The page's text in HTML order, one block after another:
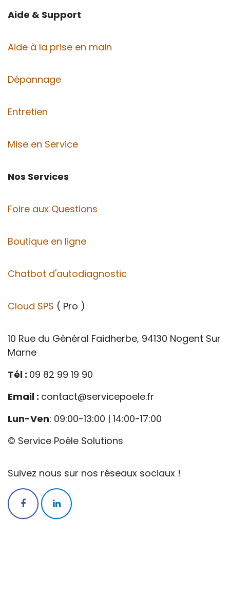
Aide & Support
Aide à la prise en main
Dépannage
Entretien
Mise en Service
Nos Services
Foire aux Questions
Boutique en ligne
Chatbot d'autodiagnostic
Cloud SPS ( Pro )
10 Rue du Général Faidherbe, 94130 Nogent Sur
Marne
Tél : 09 82 99 19 90
Email : contact@servicepoele.fr
Lun-Ven: 09:00-13:00 | 14:00-17:00
© Service Poêle Solutions
Suivez nous sur nos réseaux sociaux !